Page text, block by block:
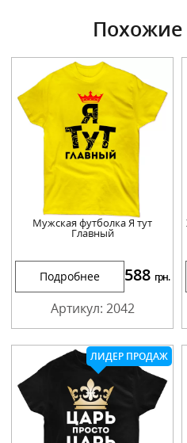
Мужская футболка Я тут
Главный
Подробнее 588 грн.
Артикул: 2042
ЛИДЕР ПРОДАЖ